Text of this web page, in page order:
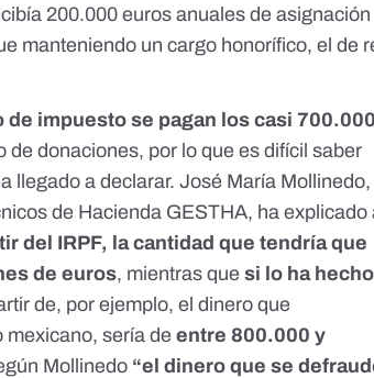
200.000 euros anuales de asignación
manteniendo un cargo honorífico, el de
impuesto se pagan los casi 700.000
de donaciones, por lo que es difícil saber
llegado a declarar. José María Mollinedo,
de Hacienda GESTHA, ha explicado
del IRPF, la cantidad que tendría que
de euros, mientras quesi lo ha hecho
de, por ejemplo, el dinero que
mexicano, sería deentre 800.000 y
Mollinedo “el dinero que se